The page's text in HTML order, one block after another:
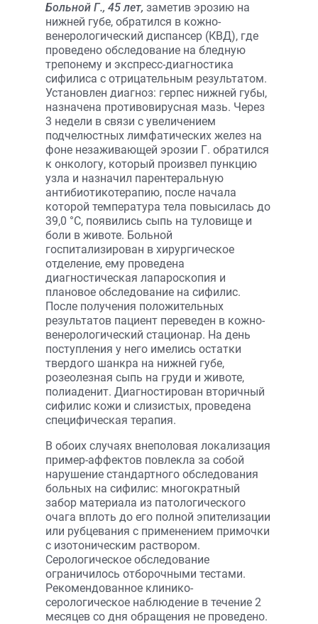
Больной Г., 45 лет, заметив эрозию на
нижней губе, обратился в кожно-
венерологический диспансер (КВД), где
проведено обследование на бледную
трепонему и экспресс-диагностика
сифилиса с отрицательным результатом.
Установлен диагноз: герпес нижней губы,
назначена противовирусная мазь. Через
3 недели в связи с увеличением
подчелюстных лимфатических желез на
фоне незаживающей эрозии Г. обратился
к онкологу, который произвел пункцию
узла и назначил парентеральную
антибиотикотерапию, после начала
которой температура тела повысилась до
39,0 °С, появились сыпь на туловище и
боли в животе. Больной
госпитализирован в хирургическое
отделение, ему проведена
диагностическая лапароскопия и
плановое обследование на сифилис.
После получения положительных
результатов пациент переведен в кожно-
венерологический стационар. На день
поступления у него имелись остатки
твердого шанкра на нижней губе,
розеолезная сыпь на груди и животе,
полиаденит. Диагностирован вторичный
сифилис кожи и слизистых, проведена
специфическая терапия.
В обоих случаях внеполовая локализация
пример-аффектов повлекла за собой
нарушение стандартного обследования
больных на сифилис: многократный
забор материала из патологического
очага вплоть до его полной эпителизации
или рубцевания с применением примочки
с изотоническим раствором.
Серологическое обследование
ограничилось отборочными тестами.
Рекомендованное клинико-
серологическое наблюдение в течение 2
месяцев со дня обращения не проведено.